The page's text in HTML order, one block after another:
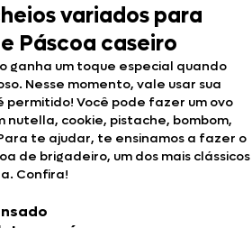
variados para
Páscoa caseiro
ganha um toque especial quando
Nesse momento, vale usar sua
permitido! Você pode fazer um ovo
nutella, cookie, pistache, bombom,
te ajudar, te ensinamos a fazer o
de brigadeiro, um dos mais clássicos
Confira!